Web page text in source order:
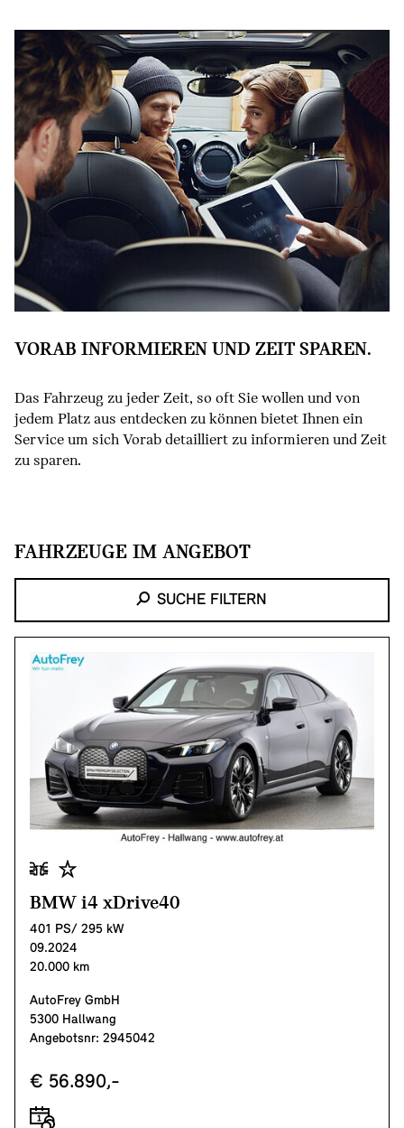
VORAB INFORMIEREN UND ZEIT SPAREN.
Das Fahrzeug zu jeder Zeit, so oft Sie wollen und von
jedem Platz aus entdecken zu können bietet Ihnen ein
Service um sich Vorab detailliert zu informieren und Zeit
zu sparen.
FAHRZEUGE IM ANGEBOT
SUCHE FILTERN
BMW i4 xDrive40
401 PS/ 295 kW
09.2024
20.000 km
AutoFrey GmbH
5300 Hallwang
Angebotsnr: 2945042
€ 56.890,-